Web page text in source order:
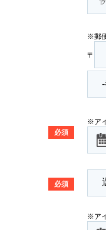
※郵
〒
必須
※ア
必須
※ア